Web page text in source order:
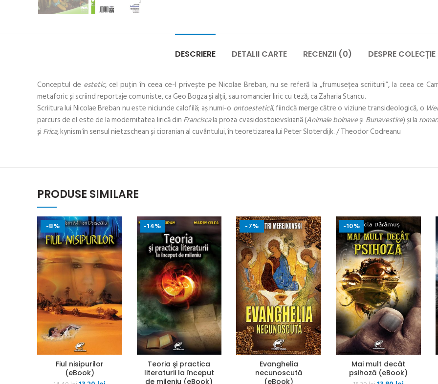
DESCRIERE DETALII CARTE RECENZII (0) DESPRE COLECȚIE
Conceptul de estetic, cel puțin în ceea ce-l privește pe Nicolae Breban, nu se referă la „frumusețea scriiturii”, la ceea ce
metaforic și scriind reportaje comuniste, ca Geo Bogza și alții, sau romancier liric cu teză, ca Zaharia Stancu.
Scriitura lui Nicolae Breban nu este niciunde calofilă; aș numi-o ontoestetică, fiindcă merge către o viziune transideologică, o
parcurs de el este de la modernitatea lirică din Franciscala proza cvasidostoievskiană (Animale bolnaveși Bunavestire) și la
și Frica, kynism în sensul nietzschean și cioranian al cuvântului, în teoretizarea lui Peter Sloterdijk. / Theodor Codreanu
PRODUSE SIMILARE
-8%
Fiul nisipurilor
(eBook)
-14%
Teoria şi practica
literaturii la început
de mileniu (eBook)
-7%
Evanghelia
necunoscută
(eBook)
-10%
Mai mult decât
psihoză (eBook)